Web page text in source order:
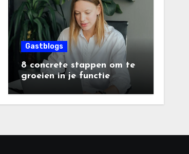
Gastblogs
8 concrete stappen om te
groeien in je functie